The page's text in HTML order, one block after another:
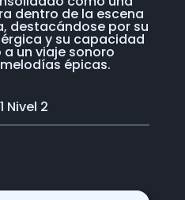
dentro de la escena
destacándose por su
y su capacidad
un viaje sonoro
épicas.
Nivel 2